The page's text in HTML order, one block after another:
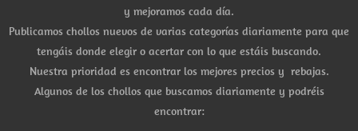
y mejoramos cada día.
Publicamos chollos nuevos de varias categorías diariamente para que
tengáis donde elegir o acertar con lo que estáis buscando.
Nuestra prioridad es encontrar los mejores precios y rebajas.
Algunos de los chollos que buscamos diariamente y podréis
encontrar: